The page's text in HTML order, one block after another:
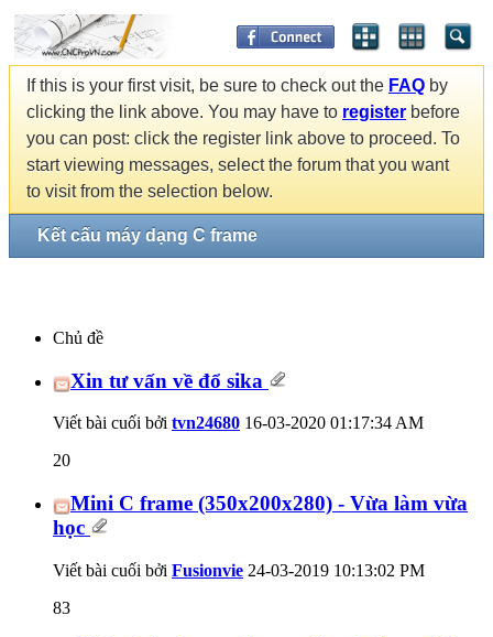
If this is your first visit, be sure to check out the FAQ by
clicking the link above. You may have to register before
you can post: click the register link above to proceed. To
start viewing messages, select the forum that you want
to visit from the selection below.
Kết cấu máy dạng C frame
Chủ đề
Xin tư vấn về đổ sika
Viết bài cuối bởi tvn24680 16-03-2020 01:17:34 AM
20
Mini C frame (350x200x280) - Vừa làm vừa
học
Viết bài cuối bởi Fusionvie 24-03-2019 10:13:02 PM
83